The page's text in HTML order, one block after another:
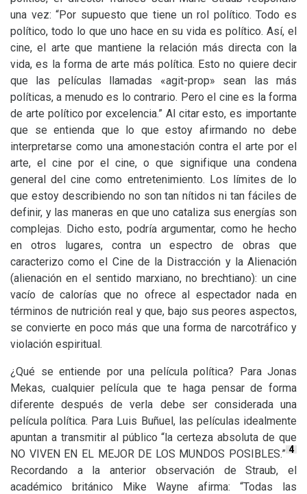
una vez: “Por supuesto que tiene un rol político. Todo es
político, todo lo que uno hace en su vida es político. Así, el
cine, el arte que mantiene la relación más directa con la
vida, es la forma de arte más política. Esto no quiere decir
que las películas llamadas «agit-prop» sean las más
políticas, a menudo es lo contrario. Pero el cine es la forma
de arte político por excelencia.” Al citar esto, es importante
que se entienda que lo que estoy afirmando no debe
interpretarse como una amonestación contra el arte por el
arte, el cine por el cine, o que signifique una condena
general del cine como entretenimiento. Los límites de lo
que estoy describiendo no son tan nítidos ni tan fáciles de
definir, y las maneras en que uno cataliza sus energías son
complejas. Dicho esto, podría argumentar, como he hecho
en otros lugares, contra un espectro de obras que
caracterizo como el Cine de la Distracción y la Alienación
(alienación en el sentido marxiano, no brechtiano): un cine
vacío de calorías que no ofrece al espectador nada en
términos de nutrición real y que, bajo sus peores aspectos,
se convierte en poco más que una forma de narcotráfico y
violación espiritual.
¿Qué se entiende por una película política? Para Jonas
Mekas, cualquier película que te haga pensar de forma
diferente después de verla debe ser considerada una
película política. Para Luis Buñuel, las películas idealmente
apuntan a transmitir al público “la certeza absoluta de que
NO VIVEN EN EL MEJOR DE LOS MUNDOS POSIBLES.” 4
Recordando a la anterior observación de Straub, el
académico británico Mike Wayne afirma: “Todas las